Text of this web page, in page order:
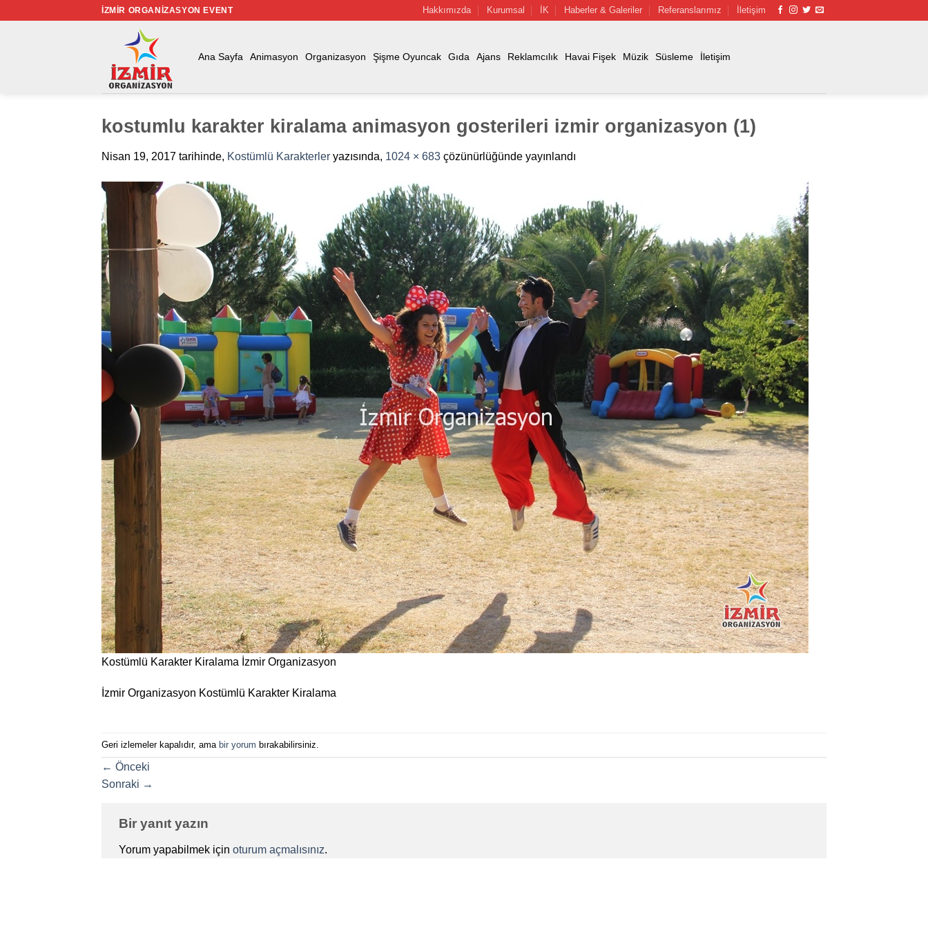
İZMIR ORGANIZASYON EVENT Hakkımızda Kurumsal İK Haberler & Galeriler Referanslarımız İletişim
Ana Sayfa Animasyon Organizasyon Şişme Oyuncak Gıda Ajans Reklamcılık Havai Fişek Müzik Süsleme İletişim
kostumlu karakter kiralama animasyon gosterileri izmir organizasyon (1)
Nisan 19, 2017 tarihinde, Kostümlü Karakterler yazısında, 1024 × 683 çözünürlüğünde yayınlandı
Kostümlü Karakter Kiralama İzmir Organizasyon
İzmir Organizasyon Kostümlü Karakter Kiralama
Geri izlemeler kapalıdır, ama bir yorum bırakabilirsiniz.
← Önceki
Sonraki →
Bir yanıt yazın
Yorum yapabilmek için oturum açmalısınız.